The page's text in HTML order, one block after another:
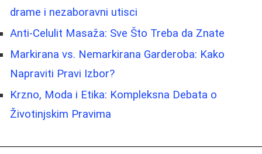
drame i nezaboravni utisci
Anti-Celulit Masaža: Sve Što Treba da Znate
Markirana vs. Nemarkirana Garderoba: Kako
Napraviti Pravi Izbor?
Krzno, Moda i Etika: Kompleksna Debata o
Životinjskim Pravima